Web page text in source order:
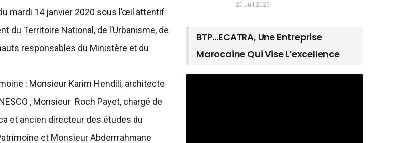
mardi 14 janvier 2020 sous l’œil attentif
du Territoire National, de l’Urbanisme, de
responsables du Ministère et du
: Monsieur Karim Hendili, architecte
, Monsieur Roch Payet, chargé de
et ancien directeur des études du
et Monsieur Abderrrahmane
20 Juil 2026
BTP…ECATRA, Une Entreprise
Marocaine Qui Vise L’excellence